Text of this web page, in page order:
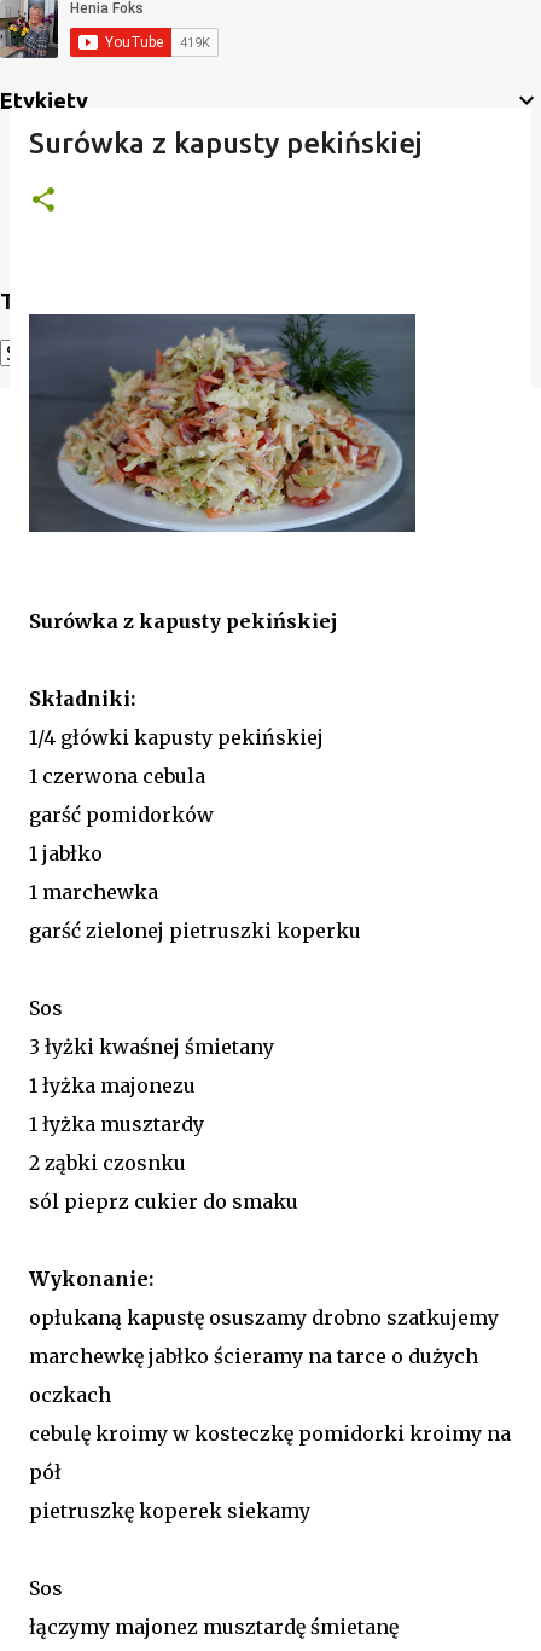
Etykiety
Translate
Powered by Translate
Surówka z kapusty pekińskiej
Surówka z kapusty pekińskiej
Składniki:
1/4 główki kapusty pekińskiej
1 czerwona cebula
garść pomidorków
1 jabłko
1 marchewka
garść zielonej pietruszki koperku
Sos
3 łyżki kwaśnej śmietany
1 łyżka majonezu
1 łyżka musztardy
2 ząbki czosnku
sól pieprz cukier do smaku
Wykonanie:
opłukaną kapustę osuszamy drobno szatkujemy
marchewkę jabłko ścieramy na tarce o dużych
oczkach
cebulę kroimy w kosteczkę pomidorki kroimy na
pół
pietruszkę koperek siekamy
Sos
łączymy majonez musztardę śmietanę